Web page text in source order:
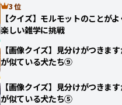
3 位
【クイズ】モルモットのことがよ
楽しい雑学に挑戦
【画像クイズ】見分けがつきま
が似ている犬たち⑨
【画像クイズ】見分けがつきま
が似ている犬たち⑤